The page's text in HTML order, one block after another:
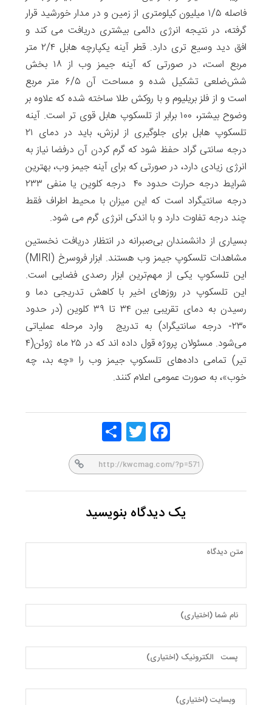
فاصله ۱/۵ میلیون کیلومتری از زمین و در مدار خورشید قرار
گرفته، در نتیجه انرژی دائمی بیشتری دریافت می کند و
افق دید وسیع تری دارد. قطر آینه یکپارچه هابل ۲/۴ متر
مربع است، در صورتی که آینه جیمز وب از ۱۸ بخش
شش‌ضلعی تشکیل شده و مساحت آن ۶/۵ متر مربع
است و از فلز بریلیوم و با روکش طلا ساخته شده که علاوه بر
وضوح بیشتر، ۱۰۰ برابر از تلسکوپ هابل قوی تر است. آینه
تلسکوپ هابل برای جلوگیری از لرزش، باید در دمای ۲۱
درجه سانتی گراد حفظ شود که گرم کردن آن درفضا نیاز به
انرژی زیادی دارد، در صورتی که برای آینه جیمز وب، بهترین
شرایط درجه حرارت حدود ۴۰ درجه کلوین یا منفی ۲۳۳
درجه سانتیگراد است که این میزان با محیط اطراف فقط
چند درجه تفاوت دارد و با اندکی انرژی گرم می شود.
بسیاری از دانشمندان بی‌صبرانه در انتظار دریافت نخستین
مشاهدات تلسکوپ جیمز وب هستند. ابزار فروسرخ (MIRI)
این تلسکوپ یکی از مهم‌ترین ابزار رصدی فضایی است.
این تلسکوپ در روزهای اخیر با کاهش تدریجی دما و
رسیدن به دمای تقریبی بین ۳۴ تا ۳۹ کلوین (در حدود
۲۳۰- درجه سانتیگراد) به تدریج وارد مرحله عملیاتی
می‌شود. مسئولان پروژه قول داده اند که در ۲۵ ماه ژوئن(۴
تیر) تمامی داده‌های تلسکوپ جیمز وب را «چه بد، چه
خوب»، به صورت عمومی اعلام کنند.
Face
book
Twitt
er
یک دیدگاه بنویسید